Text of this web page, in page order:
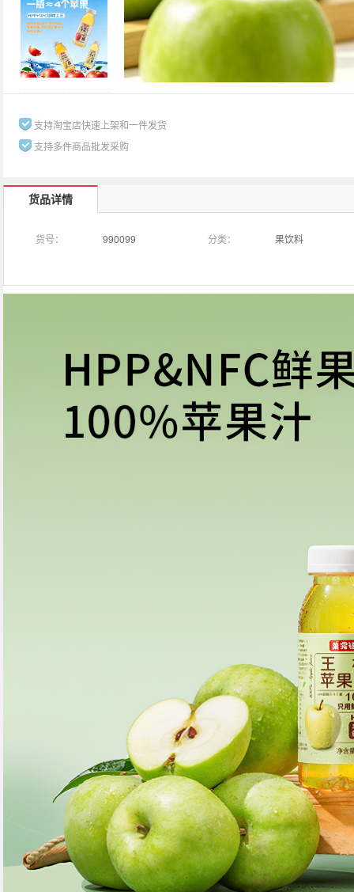
支持淘宝店快速上架和一件发货
支持多件商品批发采购
货品详情
货号： 990099 分类： 果饮料